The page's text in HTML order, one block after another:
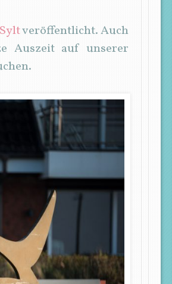
Syltveröffentlicht. Auch
Auszeit auf unserer